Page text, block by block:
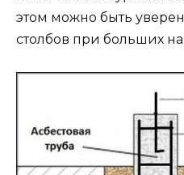
этом можно быть
столбов при больших